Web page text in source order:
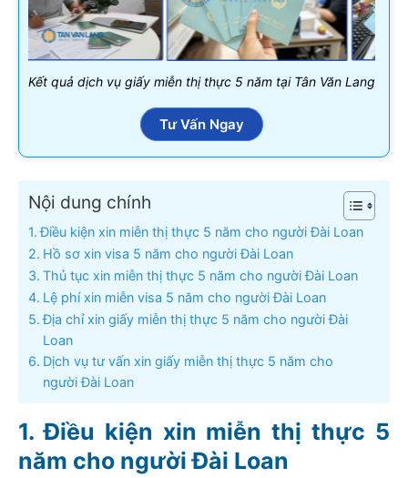
Kết quả dịch vụ giấy miễn thị thực 5 năm tại Tân Văn Lang
Tư Vấn Ngay
Nội dung chính
Điều kiện xin miễn thị thực 5 năm cho người Đài Loan
Hồ sơ xin visa 5 năm cho người Đài Loan
Thủ tục xin miễn thị thực 5 năm cho người Đài Loan
Lệ phí xin miễn visa 5 năm cho người Đài Loan
Địa chỉ xin giấy miễn thị thực 5 năm cho người Đài
Loan
Dịch vụ tư vấn xin giấy miễn thị thực 5 năm cho
người Đài Loan
Điều kiện xin miễn thị thực 5
năm cho người Đài Loan